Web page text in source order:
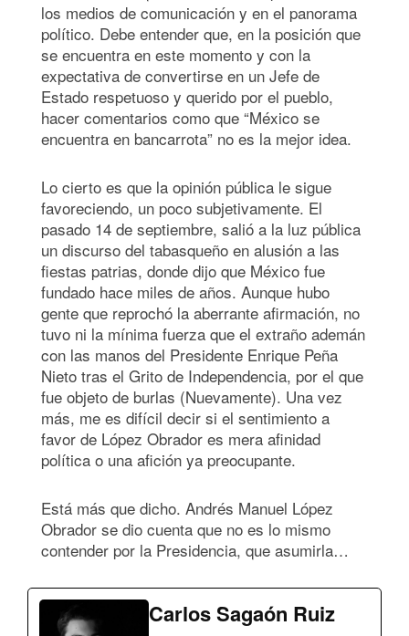
los medios de comunicación y en el panorama
político. Debe entender que, en la posición que
se encuentra en este momento y con la
expectativa de convertirse en un Jefe de
Estado respetuoso y querido por el pueblo,
hacer comentarios como que “México se
encuentra en bancarrota” no es la mejor idea.
Lo cierto es que la opinión pública le sigue
favoreciendo, un poco subjetivamente. El
pasado 14 de septiembre, salió a la luz pública
un discurso del tabasqueño en alusión a las
fiestas patrias, donde dijo que México fue
fundado hace miles de años. Aunque hubo
gente que reprochó la aberrante afirmación, no
tuvo ni la mínima fuerza que el extraño ademán
con las manos del Presidente Enrique Peña
Nieto tras el Grito de Independencia, por el que
fue objeto de burlas (Nuevamente). Una vez
más, me es difícil decir si el sentimiento a
favor de López Obrador es mera afinidad
política o una afición ya preocupante.
Está más que dicho. Andrés Manuel López
Obrador se dio cuenta que no es lo mismo
contender por la Presidencia, que asumirla…
Carlos Sagaón Ruiz